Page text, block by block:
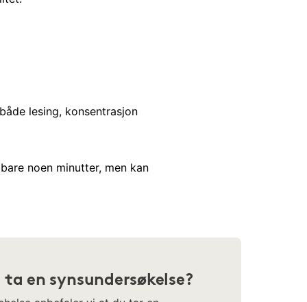
lesing, konsentrasjon
noen minutter, men kan
en synsundersøkelse?